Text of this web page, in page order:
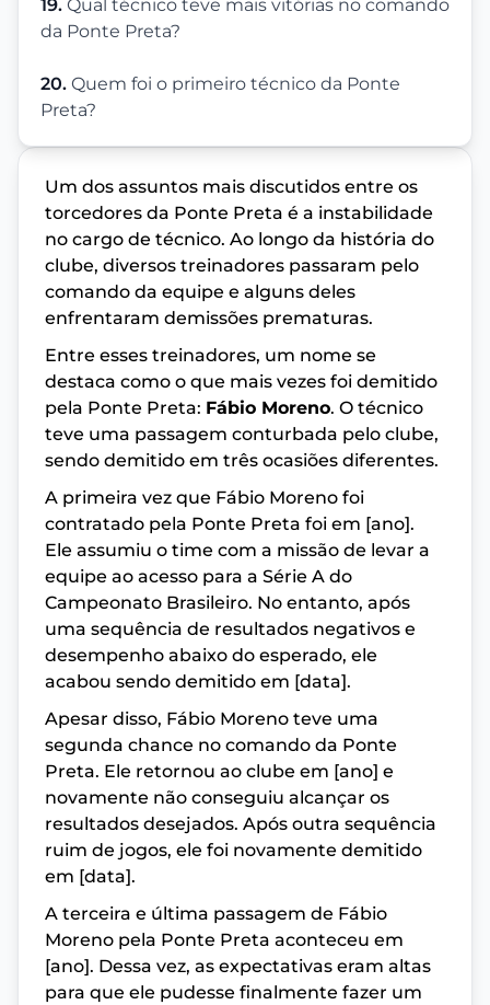
19. Qual técnico teve mais vitórias no comando
da Ponte Preta?
20. Quem foi o primeiro técnico da Ponte
Preta?
Um dos assuntos mais discutidos entre os
torcedores da Ponte Preta é a instabilidade
no cargo de técnico. Ao longo da história do
clube, diversos treinadores passaram pelo
comando da equipe e alguns deles
enfrentaram demissões prematuras.
Entre esses treinadores, um nome se
destaca como o que mais vezes foi demitido
pela Ponte Preta: Fábio Moreno. O técnico
teve uma passagem conturbada pelo clube,
sendo demitido em três ocasiões diferentes.
A primeira vez que Fábio Moreno foi
contratado pela Ponte Preta foi em [ano].
Ele assumiu o time com a missão de levar a
equipe ao acesso para a Série A do
Campeonato Brasileiro. No entanto, após
uma sequência de resultados negativos e
desempenho abaixo do esperado, ele
acabou sendo demitido em [data].
Apesar disso, Fábio Moreno teve uma
segunda chance no comando da Ponte
Preta. Ele retornou ao clube em [ano] e
novamente não conseguiu alcançar os
resultados desejados. Após outra sequência
ruim de jogos, ele foi novamente demitido
em [data].
A terceira e última passagem de Fábio
Moreno pela Ponte Preta aconteceu em
[ano]. Dessa vez, as expectativas eram altas
para que ele pudesse finalmente fazer um